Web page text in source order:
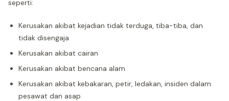
seperti:
Kerusakan akibat kejadian tidak terduga, tiba-tiba, dan
tidak disengaja
Kerusakan akibat cairan
Kerusakan akibat bencana alam
Kerusakan akibat kebakaran, petir, ledakan, insiden dalam
pesawat dan asap